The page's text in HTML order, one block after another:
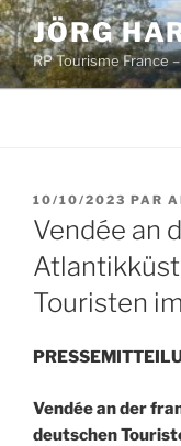
Aller
au
contenu
principal
JÖRG
RP Tourisme France
PUBLIÉ
LE
10/10/2023 PAR
Vendée an
Touristen
Vendée an der
deutschen